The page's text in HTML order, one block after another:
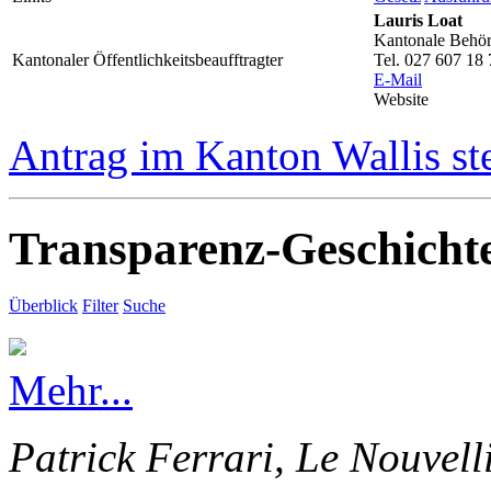
Kantonaler Öffentlichkeitsbeaufftragter
Lauris Loat
Kantonale
Tel. 027 607 18
E-Mail
Website
Antrag im Kanton Wallis
Transparenz-
Überblick Filter Suche
Mehr...
Patrick Ferrari, Le